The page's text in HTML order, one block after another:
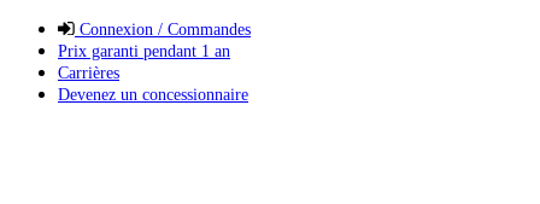
Connexion / Commandes
Prix garanti pendant 1 an
Carrières
Devenez un concessionnaire